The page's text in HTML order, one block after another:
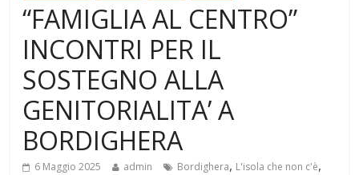
“FAMIGLIA AL CENTRO”
INCONTRI PER IL
SOSTEGNO ALLA
GENITORIALITA’ A
BORDIGHERA
6 Maggio 2025 admin Bordighera, L'isola che non c'è,